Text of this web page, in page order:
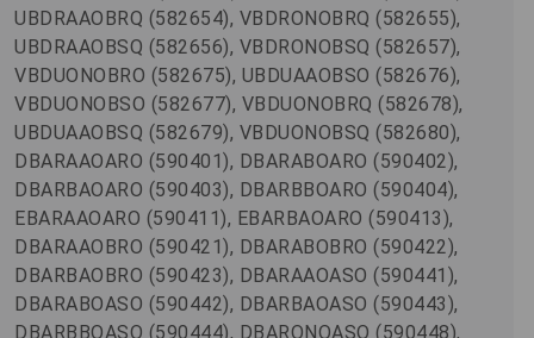
UBDRAAOBRQ (582654), VBDRONOBRQ (582655),
UBDRAAOBSQ (582656), VBDRONOBSQ (582657),
VBDUONOBRO (582675), UBDUAAOBSO (582676),
VBDUONOBSO (582677), VBDUONOBRQ (582678),
UBDUAAOBSQ (582679), VBDUONOBSQ (582680),
DBARAAOARO (590401), DBARABOARO (590402),
DBARBAOARO (590403), DBARBBOARO (590404),
EBARAAOARO (590411), EBARBAOARO (590413),
DBARAAOBRO (590421), DBARABOBRO (590422),
DBARBAOBRO (590423), DBARAAOASO (590441),
DBARABOASO (590442), DBARBAOASO (590443),
DBARBBOASO (590444), DBARONOASO (590448),